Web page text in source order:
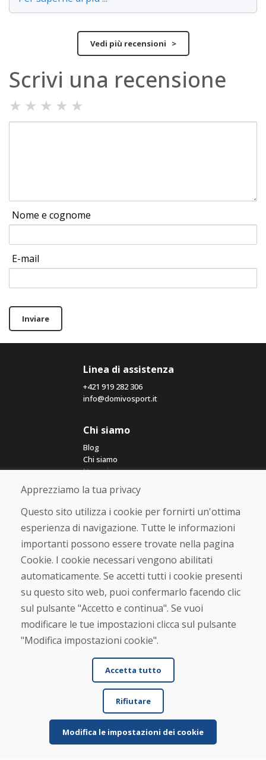
Vedi più recensioni >
Scrivi una recensione
★ ★ ★ ★ ★
Nome e cognome
E-mail
Inviare
Linea di assistenza
+421 919 282 306
info@domivosport.it
Chi siamo
Blog
Chi siamo
Negozio
Acquistare
Negozio online
Termini e condizioni commerciali
Spedizione e pagamento
Reso e cambio merce
Protezione dei dati personali
Cookies
Verificato dai clienti
★★★★★
Apprezziamo la tua privacy
Questo sito utilizza i cookie per fornirti un'ottima
esperienza di navigazione. Tutte le informazioni
importanti possono essere trovate nella pagina
Cookie. I cookie necessari vengono abilitati
automaticamente. Se accetti tutti i cookie presenti
su questo sito web, puoi confermarlo facendo clic
sul pulsante "Accetto e continua". Se vuoi
modificare le tue impostazioni clicca sul pulsante
"Modifica impostazioni cookie".
Accetta tutto
Rifiutare
Modifica le impostazioni dei cookie